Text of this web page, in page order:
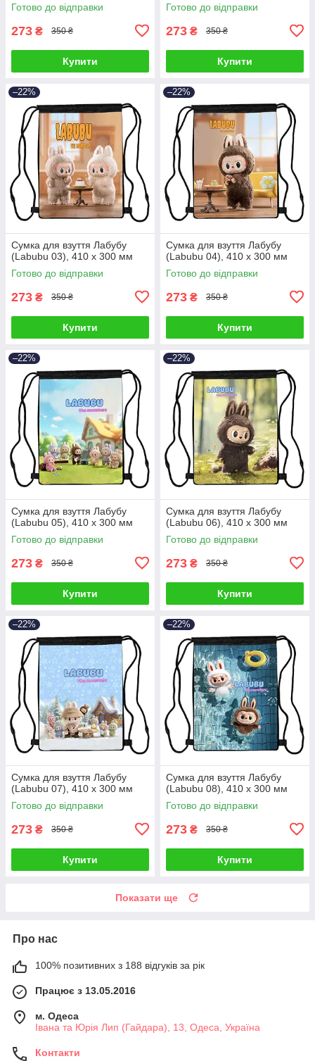
Готово до відправки
273 ₴ 350 ₴
Купити
Готово до відправки
273 ₴ 350 ₴
Купити
–22%
Сумка для взуття Лабубу
(Labubu 03), 410 х 300 мм
Готово до відправки
273 ₴ 350 ₴
Купити
–22%
Сумка для взуття Лабубу
(Labubu 04), 410 х 300 мм
Готово до відправки
273 ₴ 350 ₴
Купити
–22%
Сумка для взуття Лабубу
(Labubu 05), 410 х 300 мм
Готово до відправки
273 ₴ 350 ₴
Купити
–22%
Сумка для взуття Лабубу
(Labubu 06), 410 х 300 мм
Готово до відправки
273 ₴ 350 ₴
Купити
–22%
Сумка для взуття Лабубу
(Labubu 07), 410 х 300 мм
Готово до відправки
273 ₴ 350 ₴
Купити
–22%
Сумка для взуття Лабубу
(Labubu 08), 410 х 300 мм
Готово до відправки
273 ₴ 350 ₴
Купити
Показати ще
Про нас
100% позитивних з 188 відгуків за рік
Працює з 13.05.2016
м. Одеса
Івана та Юрія Лип (Гайдара), 13, Одеса, Україна
Контакти